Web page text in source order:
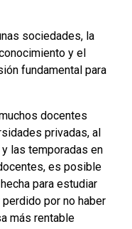
sociedades, la
y el
fundamental para
docentes
privadas, al
las temporadas en
es posible
para estudiar
por no haber
más rentable